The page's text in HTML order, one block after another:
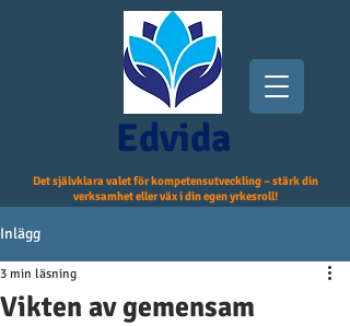
Edvida
Det självklara valet för kompetensutveckling – stärk din
verksamhet eller väx i din egen yrkesroll!
Inlägg
Vikten av gemensam
3 min läsning